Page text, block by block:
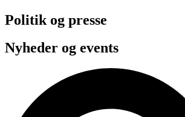
Politik og presse
Nyheder og events